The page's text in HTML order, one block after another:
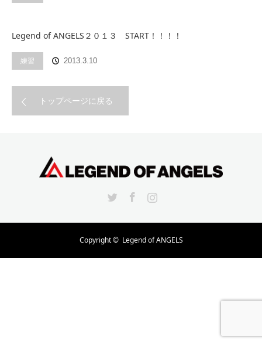
Legend of ANGELS２０１３ START！！！！
練習 2013.3.10
トップページに戻る
Copyright © Legend of ANGELS